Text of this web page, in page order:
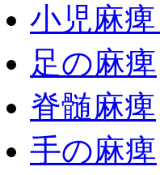
小児麻
足の麻痺
脊髄麻痺
手の麻痺